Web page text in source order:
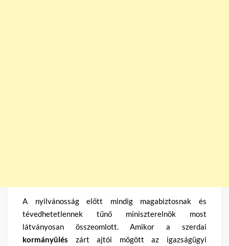
A nyilvánosság előtt mindig magabiztosnak és
tévedhetetlennek tűnő miniszterelnök most
látványosan összeomlott. Amikor a szerdai
kormányülés zárt ajtói mögött az igazságügyi